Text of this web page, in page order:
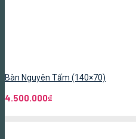
Bàn Nguyên Tấm (140×70)
4.500.000₫